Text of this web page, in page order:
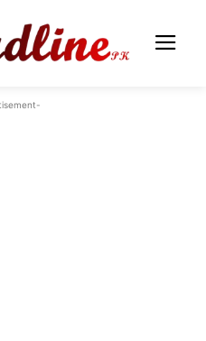
-Advertisement-